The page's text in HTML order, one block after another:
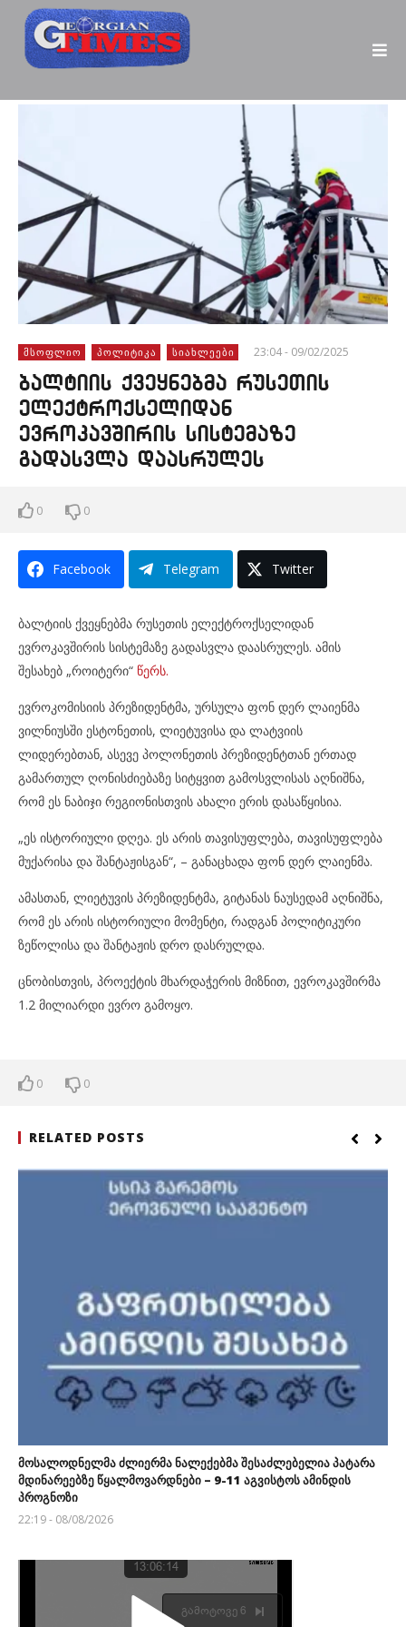
ᲛᲡᲝᲤᲚᲘᲝ ᲞᲝᲚᲘᲢᲘᲙᲐ ᲡᲘᲐᲮᲚᲔᲔᲑᲘ 23:04 - 09/02/2025
ბალტიის ქვეყნებმა რუსეთის
ელექტროქსელიდან
ევროკავშირის სისტემაზე
გადასვლა დაასრულეს
0 0
Facebook Telegram Twitter
ბალტიის ქვეყნებმა რუსეთის ელექტროქსელიდან
ევროკავშირის სისტემაზე გადასვლა დაასრულეს. ამის
შესახებ „როიტერი“ წერს.
ევროკომისიის პრეზიდენტმა, ურსულა ფონ დერ ლაიენმა
ვილნიუსში ესტონეთის, ლიეტუვისა და ლატვიის
ლიდერებთან, ასევე პოლონეთის პრეზიდენტთან ერთად
გამართულ ღონისძიებაზე სიტყვით გამოსვლისას აღნიშნა,
რომ ეს ნაბიჯი რეგიონისთვის ახალი ერის დასაწყისია.
„ეს ისტორიული დღეა. ეს არის თავისუფლება, თავისუფლება
მუქარისა და შანტაჟისგან“, – განაცხადა ფონ დერ ლაიენმა.
ამასთან, ლიეტუვის პრეზიდენტმა, გიტანას ნაუსედამ აღნიშნა,
რომ ეს არის ისტორიული მომენტი, რადგან პოლიტიკური
ზეწოლისა და შანტაჟის დრო დასრულდა.
ცნობისთვის, პროექტის მხარდაჭერის მიზნით, ევროკავშირმა
1.2 მილიარდი ევრო გამოყო.
0 0
RELATED POSTS
მოსალოდნელმა ძლიერმა ნალექებმა შესაძლებელია პატარა
მდინარეებზე წყალმოვარდნები – 9-11 აგვისტოს ამინდის
პროგნოზი
22:19 - 08/08/2026